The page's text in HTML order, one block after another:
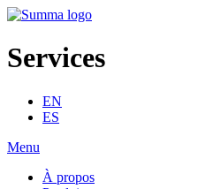
Services
EN
ES
Menu
À propos